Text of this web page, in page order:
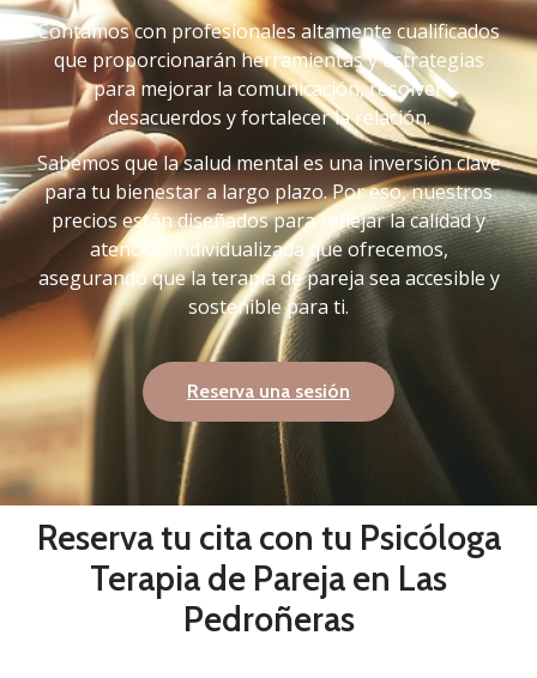
Contamos con profesionales altamente cualificados
que proporcionarán herramientas y estrategias
para mejorar la comunicación, resolver
desacuerdos y fortalecer la relación.
Sabemos que la salud mental es una inversión clave
para tu bienestar a largo plazo.Por eso, nuestros
precios están diseñados para reflejar la calidad y
atención individualizada que ofrecemos,
asegurando que la terapia de pareja sea accesible y
sostenible para ti.
Reserva una sesión
Reserva tu cita con tu Psicóloga
Terapia de Pareja en Las
Pedroñeras